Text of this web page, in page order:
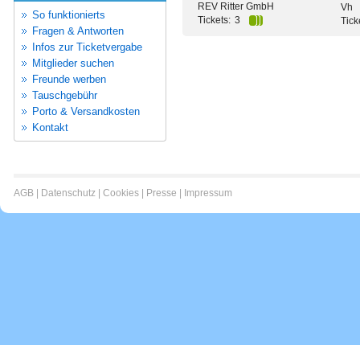
So funktionierts
Fragen & Antworten
Infos zur Ticketvergabe
Mitglieder suchen
Freunde werben
Tauschgebühr
Porto & Versandkosten
Kontakt
REV Ritter GmbH
Tickets: 3
Vh
AGB Datenschutz Cookies Presse Impressum